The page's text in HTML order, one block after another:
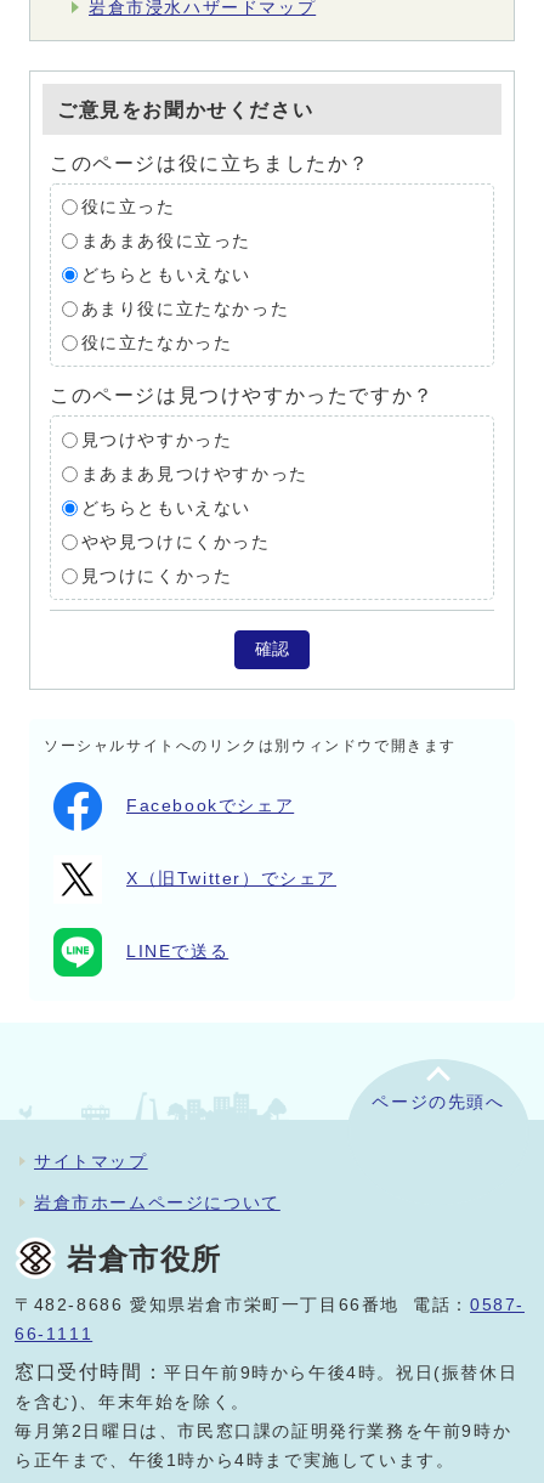
岩倉市浸水ハザードマップ
ご意見をお聞かせください
このページは役に立ちましたか？
役に立った
まあまあ役に立った
どちらともいえない
あまり役に立たなかった
役に立たなかった
このページは見つけやすかったですか？
見つけやすかった
まあまあ見つけやすかった
どちらともいえない
やや見つけにくかった
見つけにくかった
確認
ソーシャルサイトへのリンクは別ウィンドウで開きます
Facebookでシェア
X（旧Twitter）でシェア
LINEで送る
ページの先頭へ
サイトマップ
岩倉市ホームページについて
岩倉市役所
〒482-8686 愛知県岩倉市栄町一丁目66番地 電話：0587-
66-1111
窓口受付時間：平日午前9時から午後4時。祝日(振替休日
を含む)、年末年始を除く。
毎月第2日曜日は、市民窓口課の証明発行業務を午前9時か
ら正午まで、午後1時から4時まで実施しています。